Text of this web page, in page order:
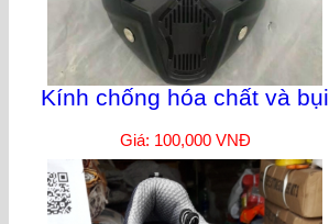
Kính chống hóa chất và bụi
Giá: 100,000 VNĐ